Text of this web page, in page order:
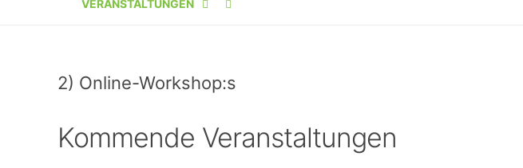
VERANSTALTUNGEN
VERANSTALTER-
VERANSTALTUNG
2) Online-Workshop:s
Kommende Veranstaltungen